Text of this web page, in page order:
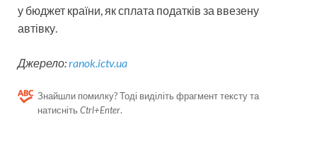
у бюджет країни, як сплата податків за ввезену
автівку.
Джерело:ranok.ictv.ua
Знайшли помилку? Тоді виділіть фрагмент тексту та
натисніть Ctrl+Enter.